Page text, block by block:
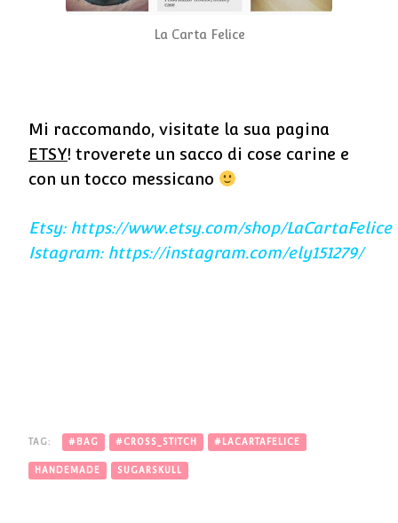
La Carta Felice
Mi raccomando, visitate la sua pagina
ETSY! troverete un sacco di cose carine e
con un tocco messicano
Etsy: https://www.etsy.com/shop/LaCartaFelice
Istagram: https://instagram.com/ely151279/
TAG: #BAG #CROSS_STITCH #LACARTAFELICE
HANDEMADE SUGARSKULL